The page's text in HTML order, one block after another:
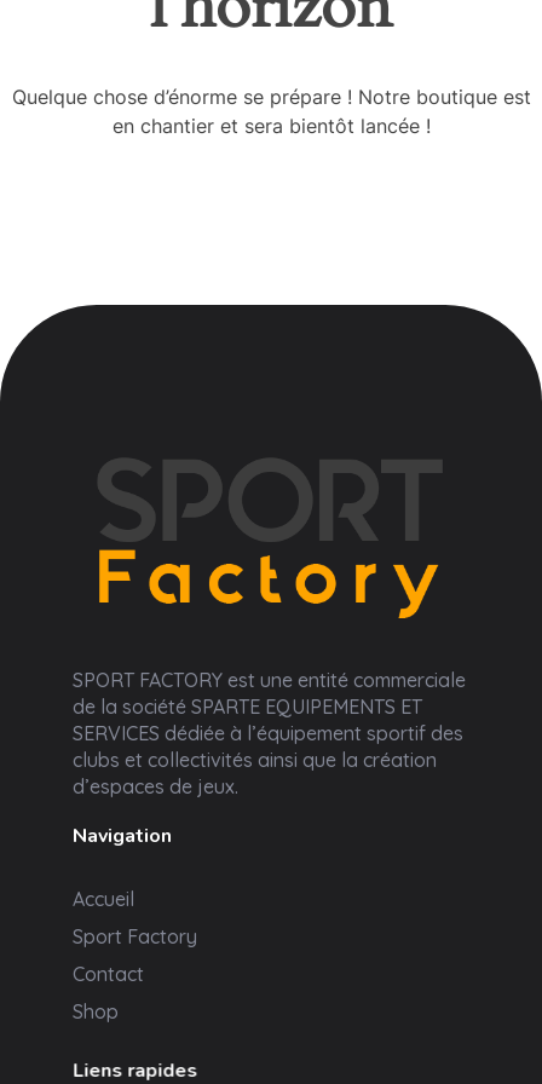
Quelque chose d’énorme se prépare ! Notre boutique est
en chantier et sera bientôt lancée !
SPORT FACTORY est une entité commerciale
de la société SPARTE EQUIPEMENTS ET
SERVICES dédiée à l’équipement sportif des
clubs et collectivités ainsi que la création
d’espaces de jeux.
Navigation
Accueil
Sport Factory
Contact
Shop
Liens rapides